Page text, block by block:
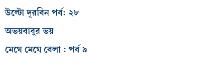
উল্টো দূরবিন পর্ব: ২৮
অভয়বাবুর ভয়
মেঘে মেঘে বেলা : পর্ব ৯